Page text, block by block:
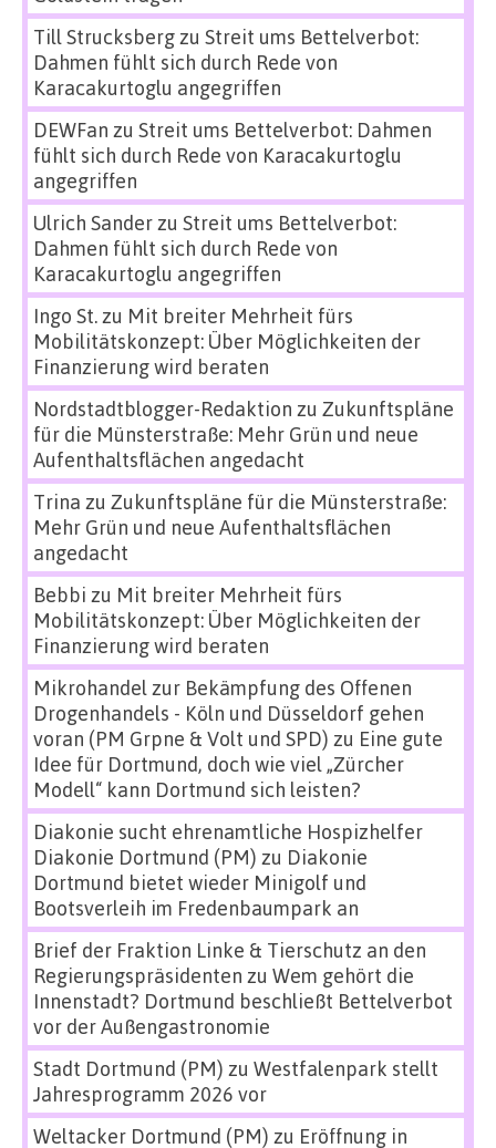
Till Strucksbergzu Streit ums Bettelverbot:
Dahmen fühlt sich durch Rede von
Karacakurtoglu angegriffen
DEWFan zu Streit ums Bettelverbot: Dahmen
fühlt sich durch Rede von Karacakurtoglu
angegriffen
Ulrich Sanderzu Streit ums Bettelverbot:
Dahmen fühlt sich durch Rede von
Karacakurtoglu angegriffen
Ingo St.zu Mit breiter Mehrheit fürs
Mobilitätskonzept: Über Möglichkeiten der
Finanzierung wird beraten
Nordstadtblogger-Redaktion zu Zukunftspläne
für die Münsterstraße: Mehr Grün und neue
Aufenthaltsflächen angedacht
Trina zu Zukunftspläne für die Münsterstraße:
Mehr Grün und neue Aufenthaltsflächen
angedacht
Bebbi zu Mit breiter Mehrheit fürs
Mobilitätskonzept: Über Möglichkeiten der
Finanzierung wird beraten
Mikrohandel zur Bekämpfung des Offenen
Drogenhandels - Köln und Düsseldorf gehen
voran (PM Grpne & Volt und SPD) zu Eine gute
Idee für Dortmund, doch wie viel „Zürcher
Modell“ kann Dortmund sich leisten?
Diakonie sucht ehrenamtliche Hospizhelfer
Diakonie Dortmund (PM) zu Diakonie
Dortmund bietet wieder Minigolf und
Bootsverleih im Fredenbaumpark an
Brief der Fraktion Linke & Tierschutz an den
Regierungspräsidenten zu Wem gehört die
Innenstadt? Dortmund beschließt Bettelverbot
vor der Außengastronomie
Stadt Dortmund (PM) zu Westfalenpark stellt
Jahresprogramm 2026 vor
Weltacker Dortmund (PM) zu Eröffnung in